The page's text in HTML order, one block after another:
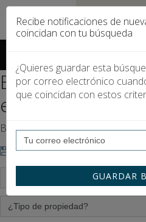
Buscar
en Mallorca
Buscar al seleccionar entre las
Guardar búsqueda
Recibe notificaciones de
coincidan con tu búsqueda
¿Quieres guardar esta
por correo electrónico
que coincidan con estos
GUARDAR